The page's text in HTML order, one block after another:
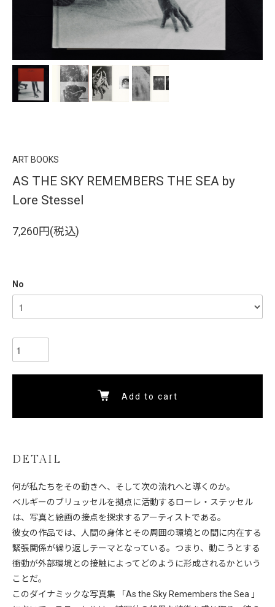
ART BOOKS
AS THE SKY REMEMBERS THE SEA by
Lore Stessel
7,260円(税込)
No
Add to cart
DETAIL
何が私たちをその動きへ、そして次の流れへと導くのか。
ベルギーのブリュッセルを拠点に活動するローレ・ステッセル
は、写真と絵画の接点を探求するアーティストである。
彼女の作品では、人間の身体とその周囲の環境との間に内在する
緊張関係が繰り返しテーマとなっている。つまり、動こうとする
衝動が外部環境との接触によってどのように形成されるかという
ことだ。
このダイナミックな写真集 「As the Sky Remembers the Sea 」